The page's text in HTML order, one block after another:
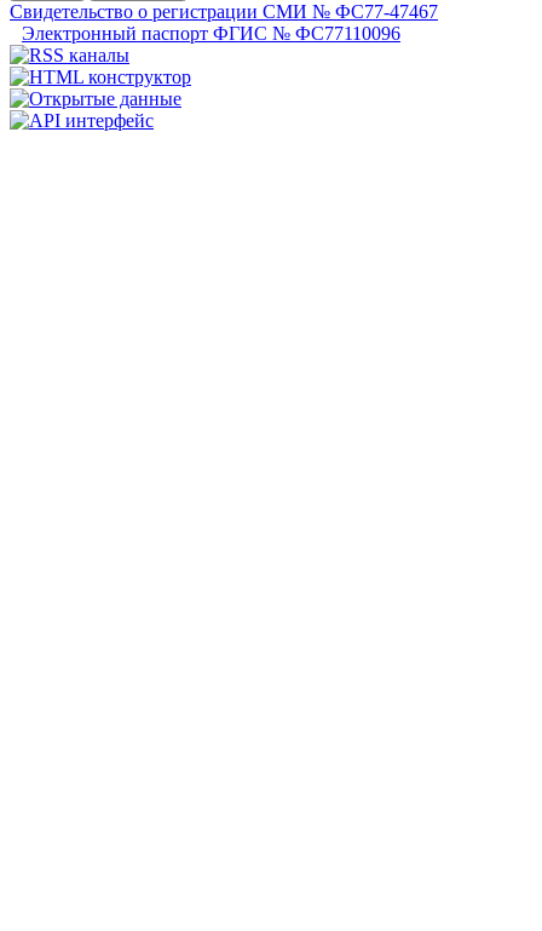
Свидетельство о регистрации СМИ № ФС77-47467
Электронный паспорт ФГИС № ФС77110096